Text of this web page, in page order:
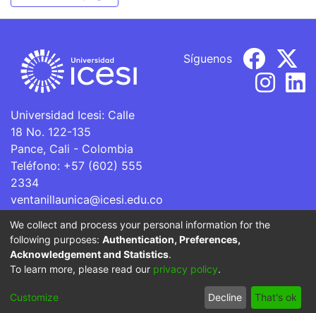
Universidad Icesi: Calle
18 No. 122-135
Pance, Cali - Colombia
Teléfono: +57 (602) 555
2334
ventanillaunica@icesi.edu.co
Síguenos
La Universidad Icesi es una Institución de Educación
Superior que se encuentra sujeta a inspección y vigilancia
por parte del Ministerio de Educación Nacional.
Cookie
End User
Agreement
Send
Feedback
We collect and process your personal information for the
following purposes: Authentication, Preferences,
Acknowledgement and Statistics.
To learn more, please read our privacy policy.
Customize Decline That's ok